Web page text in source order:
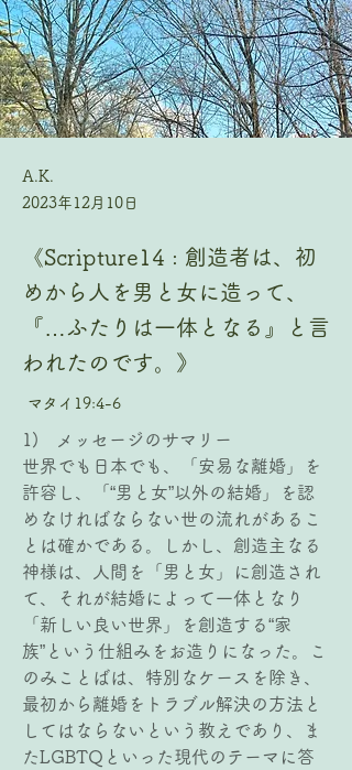
A.K.
2023年12月10日
《Scripture14 : 創造者は、初
めから人を男と女に造って、
『…ふたりは一体となる』と言
われたのです。》
マタイ19:4-6
1)   メッセージのサマリー
世界でも日本でも、「安易な離婚」を
許容し、「“男と女”以外の結婚」を認
めなければならない世の流れがあるこ
とは確かである。しかし、創造主なる
神様は、人間を「男と女」に創造され
て、それが結婚によって一体となり
「新しい良い世界」を創造する“家
族”という仕組みをお造りになった。こ
のみことばは、特別なケースを除き、
最初から離婚をトラブル解決の方法と
してはならないという教えであり、ま
たLGBTQといった現代のテーマに答